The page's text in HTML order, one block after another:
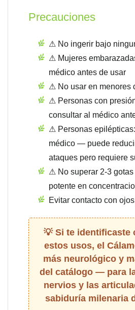
Precauciones
⚠ No ingerir bajo
⚠ Mujeres
médico antes de usar
⚠ No usar en menores
⚠ Personas con
consultar al médico
⚠ Personas
médico — puede
ataques pero requiere
⚠ No superar 2-3
potente en
Evitar contacto con
Si te identificaste
estos usos, el
más neurológico y
del catálogo — para
nervios y las
sabiduría milenaria